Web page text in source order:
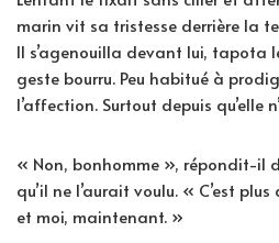
marin vit sa tristesse derrière la
Il s’agenouilla devant lui, tapota
geste bourru. Peu habitué à
l’affection. Surtout depuis qu’elle
« Non, bonhomme », répondit-il
qu’il ne l’aurait voulu. « C’est
et moi, maintenant. »